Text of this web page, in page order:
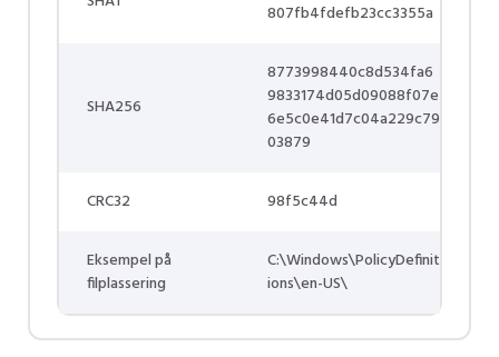
807fb4fdefb23cc3355a
SHA256
8773998440c8d534fa6
9833174d05d09088f07e
6e5c0e41d7c04a229c79
03879
CRC32 98f5c44d
Eksempel på
filplassering
C:\Windows\PolicyDefinit
ions\en-US\